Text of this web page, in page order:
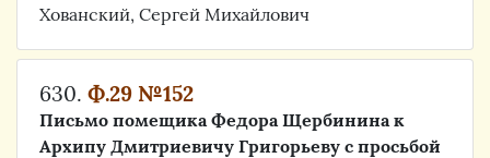
Хованский, Сергей Михайлович
630. Ф.29 №152
Письмо помещика Федора Щербинина к
Архипу Дмитриевичу Григорьеву с просьбой